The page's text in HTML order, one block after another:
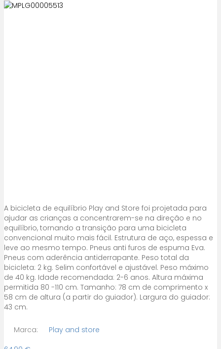
A bicicleta de equilíbrio Play and Store foi projetada para
ajudar as crianças a concentrarem-se na direção e no
equilíbrio, tornando a transição para uma bicicleta
convencional muito mais fácil. Estrutura de aço, espessa e
leve ao mesmo tempo. Pneus anti furos de espuma Eva.
Pneus com aderência antiderrapante. Peso total da
bicicleta: 2 kg. Selim confortável e ajustável. Peso máximo
de 40 kg. Idade recomendada: 2-6 anos. Altura máxima
permitida 80 -110 cm. Tamanho: 78 cm de comprimento x
58 cm de altura (a partir do guiador). Largura do guiador:
43 cm.
Marca:
Play and store